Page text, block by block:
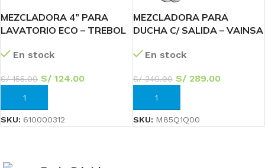
MEZCLADORA 4” PARA
LAVATORIO ECO – TREBOL
En stock
S/155.00 S/ 124.00
AÑADIR AL CARRITO
SKU: 610000312
MEZCLADORA PARA
DUCHA C/ SALIDA – VAINSA
En stock
S/340.00 S/289.00
AÑADIR AL CARRITO
SKU: M85Q1Q00